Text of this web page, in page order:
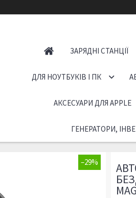
ЗАРЯДНІ СТАНЦІЇ
ДЛЯ НОУТБУКІВ І ПК
АКСЕСУАРИ ДЛЯ APPLE
ГЕНЕРАТОРИ,
–29%